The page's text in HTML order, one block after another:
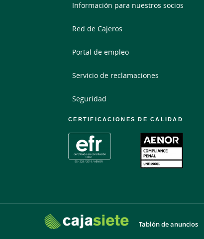
Información para nuestros socios
Red de Cajeros
Portal de empleo
Servicio de reclamaciones
Seguridad
CERTIFICACIONES DE CALIDAD
Tablón de anuncios